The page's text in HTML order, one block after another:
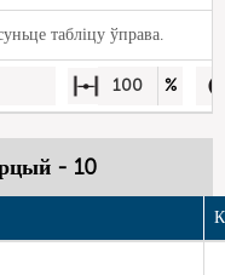
табліцу ўправа.
100 %
- 10